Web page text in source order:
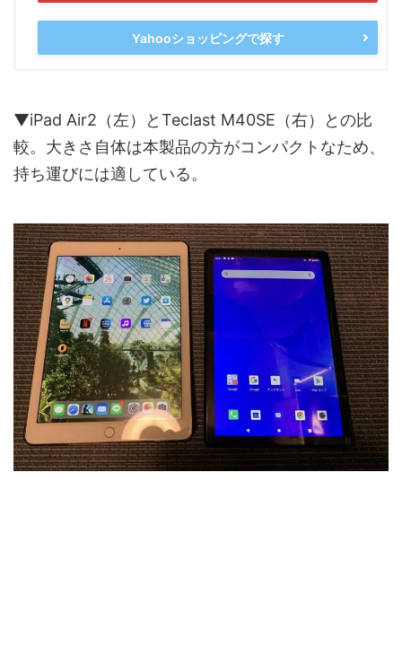
Yahooショッピングで探す
▼iPad Air2（左）とTeclast M40SE（右）との比
較。大きさ自体は本製品の方がコンパクトなため、
持ち運びには適している。